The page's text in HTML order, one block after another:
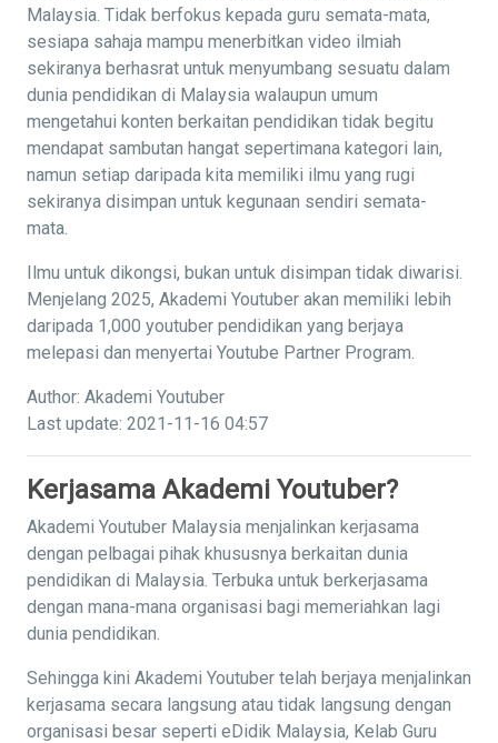
Malaysia. Tidak berfokus kepada guru semata-mata,
sesiapa sahaja mampu menerbitkan video ilmiah
sekiranya berhasrat untuk menyumbang sesuatu dalam
dunia pendidikan di Malaysia walaupun umum
mengetahui konten berkaitan pendidikan tidak begitu
mendapat sambutan hangat sepertimana kategori lain,
namun setiap daripada kita memiliki ilmu yang rugi
sekiranya disimpan untuk kegunaan sendiri semata-
mata.
Ilmu untuk dikongsi, bukan untuk disimpan tidak diwarisi.
Menjelang 2025, Akademi Youtuber akan memiliki lebih
daripada 1,000 youtuber pendidikan yang berjaya
melepasi dan menyertai Youtube Partner Program.
Author: Akademi Youtuber
Last update: 2021-11-16 04:57
Kerjasama Akademi Youtuber?
Akademi Youtuber Malaysia menjalinkan kerjasama
dengan pelbagai pihak khususnya berkaitan dunia
pendidikan di Malaysia. Terbuka untuk berkerjasama
dengan mana-mana organisasi bagi memeriahkan lagi
dunia pendidikan.
Sehingga kini Akademi Youtuber telah berjaya menjalinkan
kerjasama secara langsung atau tidak langsung dengan
organisasi besar seperti eDidik Malaysia, Kelab Guru